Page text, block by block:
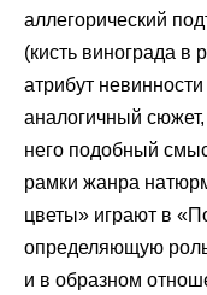
аллегорический
(кисть винограда в
атрибут
аналогичный
него подобный
рамки жанра
цветы» играют в
определяющую
и в образном